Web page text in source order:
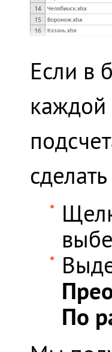
Если в
каждой
По